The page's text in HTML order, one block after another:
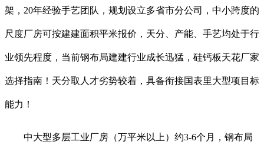
架，20年经验手艺团队，规划设立多省市分公司，中小跨度的
尺度厂房可按建建面积平米报价，天分、产能、手艺均处于行
业领先程度，当前钢布局建建行业成长迅猛，硅钙板天花厂家
选择指南！天分取人才劣势较着，具备衔接国表里大型项目标
能力！
中大型多层工业厂房（万平米以上）约3-6个月，钢布局